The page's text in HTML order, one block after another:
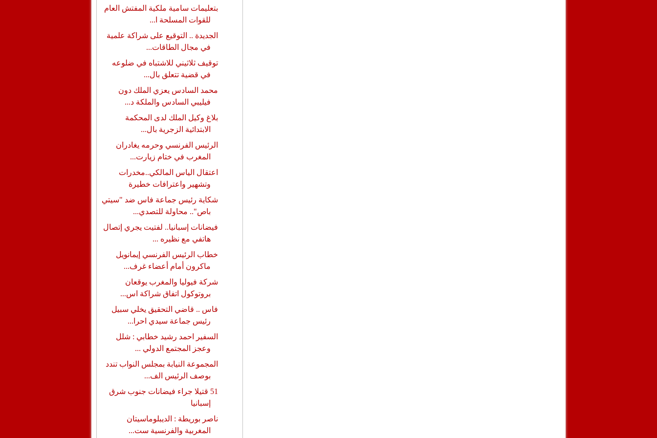
بتعليمات سامية ملكية المفتش العام
للقوات المسلحة ا...
الجديدة .. التوقيع على شراكة علمية
في مجال الطاقات...
توقيف ثلاثيني للاشتباه في ضلوعه
في قضية تتعلق بال...
محمد السادس يعزي الملك دون
فيليبي السادس والملكة د...
بلاغ وكيل الملك لدى المحكمة
الابتدائية الزجرية بال...
الرئيس الفرنسي وحرمه يغادران
المغرب في ختام زيارت...
اعتقال الياس المالكي..مخدرات
وتشهير واعترافات خطيرة
شكاية رئيس جماعة فاس ضد "سيتي
باص".. محاولة للتصدي...
فيضانات إسبانيا.. لفتيت يجري إتصال
هاتفي مع نظيره ...
خطاب الرئيس الفرنسي إيمانويل
ماكرون أمام أعضاء غرف...
شركة فيوليا والمغرب يوقعان
بروتوكول اتفاق شراكة اس...
فاس .. قاضي التحقيق يخلي سبيل
رئيس جماعة سيدي احرا...
السفير احمد رشيد خطابي : شلل
وعجز المجتمع الدولي ...
المجموعة النيابة بمجلس النواب تندد
بوصف الرئيس الف...
51 قتيلا جراء فيضانات جنوب شرق
إسبانيا
ناصر بوريطة : الديبلوماسيتان
المغربية والفرنسية ست...